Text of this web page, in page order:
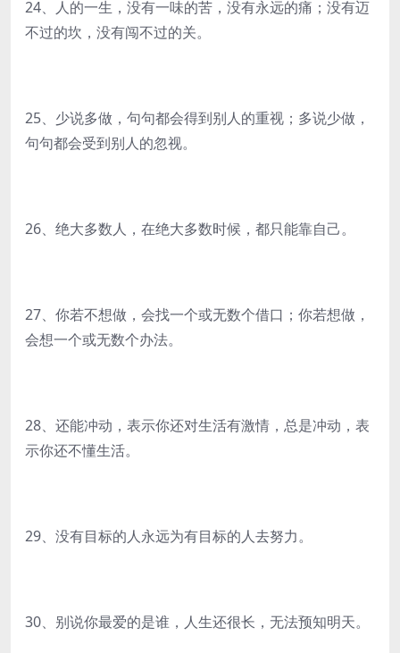
24、人的一生，没有一味的苦，没有永远的痛；没有迈
不过的坎，没有闯不过的关。
25、少说多做，句句都会得到别人的重视；多说少做，
句句都会受到别人的忽视。
26、绝大多数人，在绝大多数时候，都只能靠自己。
27、你若不想做，会找一个或无数个借口；你若想做，
会想一个或无数个办法。
28、还能冲动，表示你还对生活有激情，总是冲动，表
示你还不懂生活。
29、没有目标的人永远为有目标的人去努力。
30、别说你最爱的是谁，人生还很长，无法预知明天。